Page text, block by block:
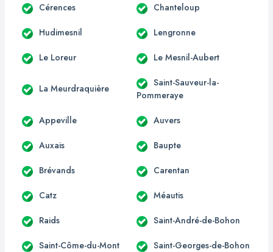
Cérences Chanteloup
Hudimesnil Lengronne
Le Loreur Le Mesnil-Aubert
La Meurdraquière
Saint-Sauveur-la-
Pommeraye
Appeville Auvers
Auxais Baupte
Brévands Carentan
Catz Méautis
Raids Saint-André-de-Bohon
Saint-Côme-du-Mont Saint-Georges-de-Bohon